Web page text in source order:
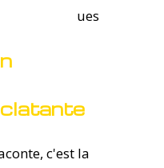
ues
c'est la